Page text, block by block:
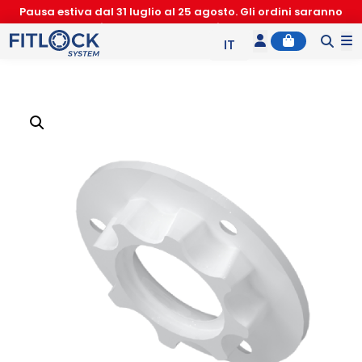
Pausa estiva dal 31 luglio al 25 agosto. Gli ordini saranno
accettati nuovamente a partire dal 26 agosto
IT Account
Cart